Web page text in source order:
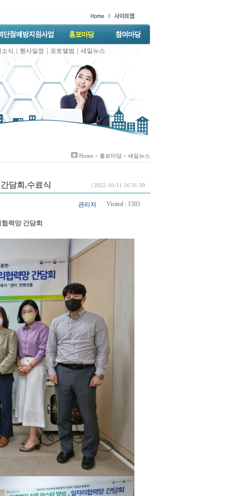
식 행사일정 포토앨범 새일뉴스
Home > 홍보마당 > 새일뉴스
담회,수료식 | 2022-10-11 16:31:59
관리자 Visited : 1593
력망 간담회